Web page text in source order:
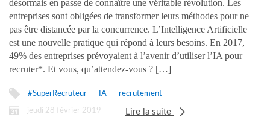
désormais en passe de connaître une véritable révolution. Les
entreprises sont obligées de transformer leurs méthodes pour ne
pas être distancée par la concurrence. L’Intelligence Artificielle
est une nouvelle pratique qui répond à leurs besoins. En 2017,
49% des entreprises prévoyaient à l’avenir d’utiliser l’IA pour
recruter*. Et vous, qu’attendez-vous ? […]
#SuperRecruteur IA recrutement
jeudi 28 février 2019 Lire la suite